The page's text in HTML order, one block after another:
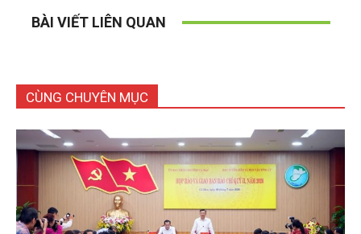
BÀI VIẾT LIÊN QUAN
CÙNG CHUYÊN MỤC